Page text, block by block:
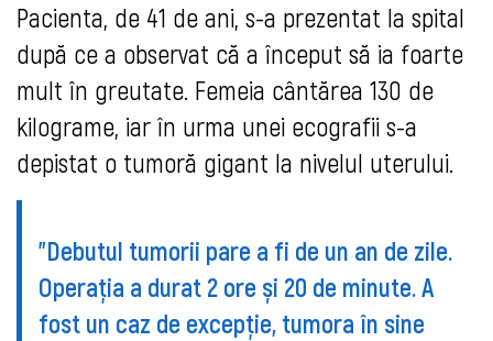
Pacienta, de 41 de ani, s-a prezentat la spital
după ce a observat că a început să ia foarte
mult în greutate. Femeia cântărea 130 de
kilograme, iar în urma unei ecografii s-a
depistat o tumoră gigant la nivelul uterului.
"Debutul tumorii pare a fi de un an de zile.
Operația a durat 2 ore și 20 de minute. A
fost un caz de excepție, tumora în sine